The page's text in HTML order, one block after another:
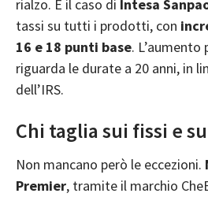
rialzo. È il caso di Intesa
tassi su tutti i prodotti, con
16 e 18 punti base.
riguarda le durate a 20 anni, in
dell’IRS.
Chi taglia sui fissi e
Non mancano però le eccezioni.
Premier, tramite il marchio